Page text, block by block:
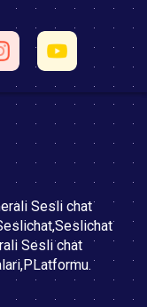
Sesli chat
Sesli chat